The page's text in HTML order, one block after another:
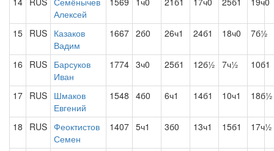
Алексей
15 RUS Казаков
Вадим
1667 2б0 26ч1 24б1 18ч0 7б½
16 RUS Барсуков
Иван
1774 3ч0 25б1 12б½ 7ч½ 10б1
17 RUS Шмаков
Евгений
1548 4б0 6ч1 14б1 10ч1 18б½
18 RUS Феоктистов
Семен
1407 5ч1 3б0 13ч1 15б1 17ч½